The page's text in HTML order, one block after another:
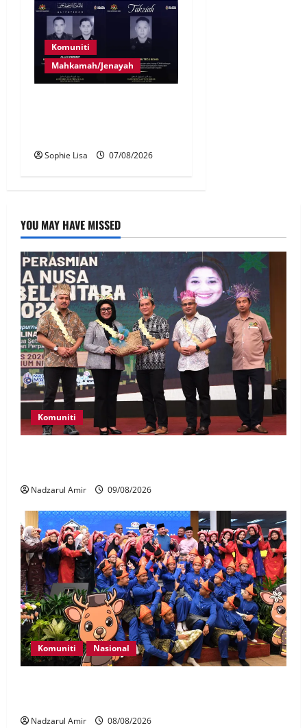
Komuniti
Mahkamah/Jenayah
Sophie Lisa 07/08/2026
YOU MAY HAVE MISSED
Komuniti
Nadzarul Amir 09/08/2026
Komuniti Nasional
Nadzarul Amir 08/08/2026